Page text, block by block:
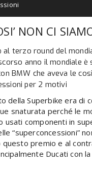
NON CI
al terzo round del
anno il mondiale
BMW che aveva le
per 2 motivi
della Superbike era
snaturata perché le
usati componenti in
“superconcessioni”
questo premio e al
Ducati con